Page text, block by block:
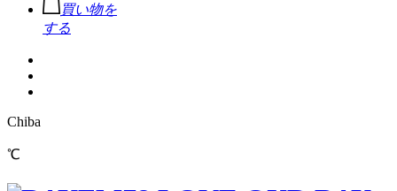
買い物を
する
Chiba
℃